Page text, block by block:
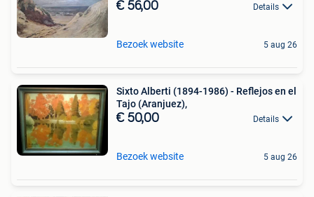
€ 56,00 Details
Bezoek website 5 aug 26
Sixto Alberti (1894-1986) - Reflejos en el
Tajo (Aranjuez),
€ 50,00 Details
Bezoek website 5 aug 26